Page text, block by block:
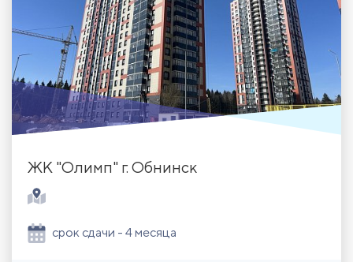
ЖК "Олимп" г. Обнинск
срок сдачи - 4 месяца